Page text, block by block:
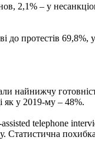
2,1% – у
протестів 69,8%,
найнижчу
як у 2019-му – 48%.
telephone